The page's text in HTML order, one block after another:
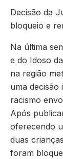
Decisão da
bloqueio e
Na última
e do Idoso
na região
uma decisão
racismo
Após
oferecendo
duas
foram